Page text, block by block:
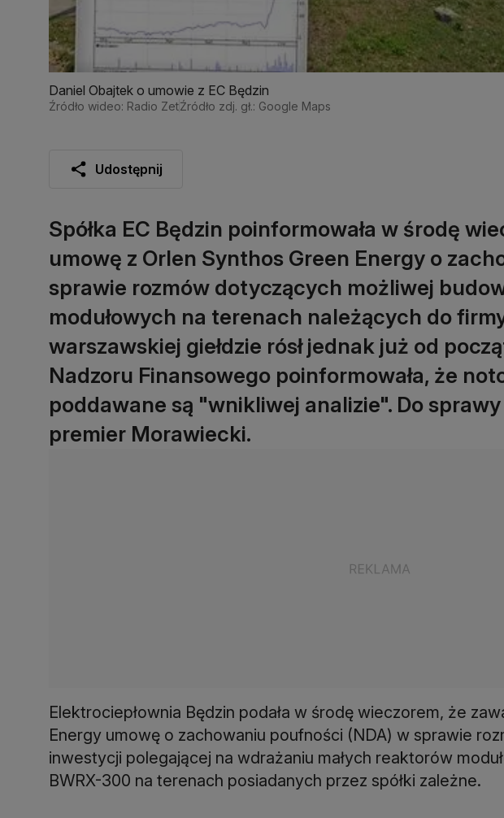
Daniel Obajtek o umowie z EC Będzin
Źródło wideo: Radio ZetŹródło zdj. gł.: Google Maps
Udostępnij
Spółka EC Będzin poinformowała w środę
umowę z Orlen Synthos Green Energy o
sprawie rozmów dotyczących możliwej
modułowych na terenach należących do
warszawskiej giełdzie rósł jednak już od
Nadzoru Finansowego poinformowała, że
poddawane są "wnikliwej analizie". Do sprawy
premier Morawiecki.
Elektrociepłownia Będzin podała w środę wieczorem, że
Energy umowę o zachowaniu poufności (NDA) w sprawie
inwestycji polegającej na wdrażaniu małych reaktorów
BWRX-300 na terenach posiadanych przez spółki zależne.